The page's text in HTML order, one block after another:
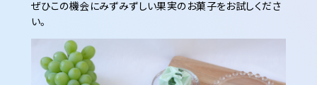
ぜひこの機会にみずみずしい果実のお菓子をお試しくださ
い。